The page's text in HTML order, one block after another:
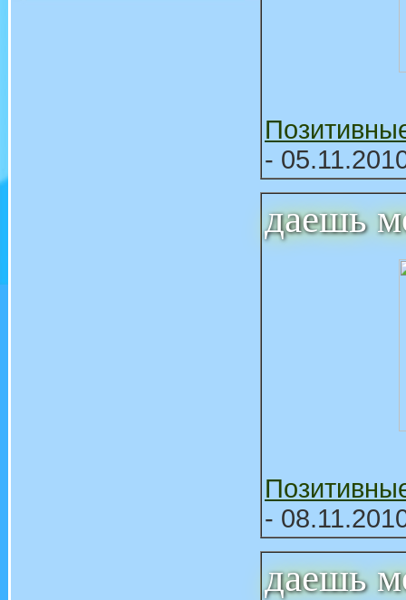
-
даешь
-
даешь